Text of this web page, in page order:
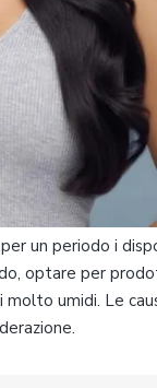
un periodo i
optare per
umidi. Le